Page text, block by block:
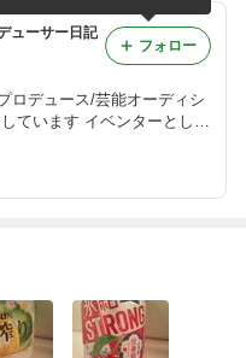
ューサー日記
ロデュース/芸能オーディシ
ンターとして
フォロー